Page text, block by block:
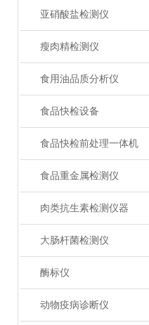
亚硝酸盐检测仪
瘦肉精检测仪
食用油品质分析仪
食品快检设备
食品快检前处理一体机
食品重金属检测仪
肉类抗生素检测仪器
大肠杆菌检测仪
酶标仪
动物疫病诊断仪